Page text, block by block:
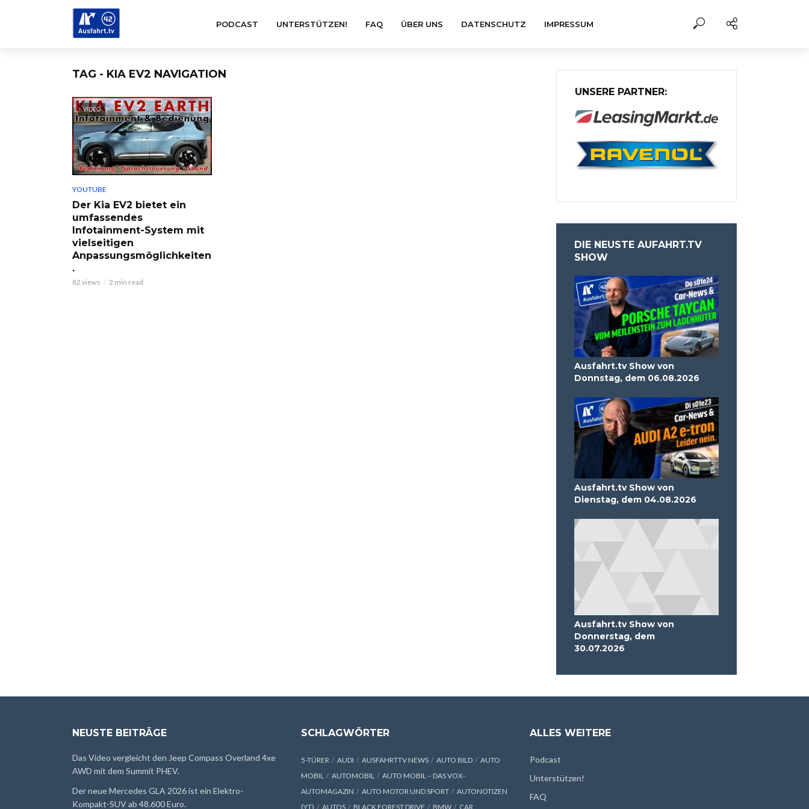
PODCAST UNTERSTÜTZEN! FAQ ÜBER UNS DATENSCHUTZ IMPRESSUM
TAG - KIA EV2 NAVIGATION
VIDEO
YOUTUBE
Der Kia EV2 bietet ein
umfassendes
Infotainment-System mit
vielseitigen
Anpassungsmöglichkeiten
.
82 views 2 min read
UNSERE PARTNER:
DIE NEUSTE AUFAHRT.TV
SHOW
Ausfahrt.tv Show von
Donnstag, dem 06.08.2026
Ausfahrt.tv Show von
Dienstag, dem 04.08.2026
Ausfahrt.tv Show von
Donnerstag, dem
30.07.2026
NEUSTE BEITRÄGE
Das Video vergleicht den Jeep Compass Overland 4xe
AWD mit dem Summit PHEV.
Der neue Mercedes GLA 2026 ist ein Elektro-
Kompakt-SUV ab 48.600 Euro.
SCHLAGWÖRTER
5-TÜRER AUDI AUSFAHRTTV NEWS AUTO BILD
AUTO
MOBIL
AUTOMOBIL
AUTO MOBIL – DAS VOX-
AUTOMAGAZIN
AUTO MOTOR UND SPORT
AUTONOTIZEN
(YT)
AUTOS BLACK FOREST DRIVE BMW CAR
ALLES WEITERE
Podcast
Unterstützen!
FAQ